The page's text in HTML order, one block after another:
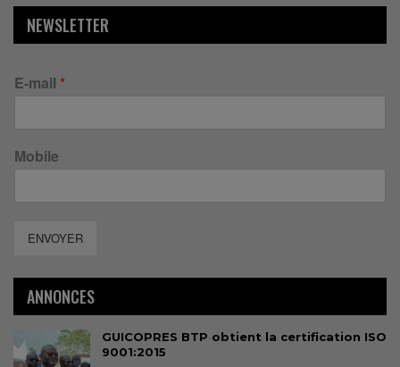
NEWSLETTER
E-mail *
Mobile
ENVOYER
ANNONCES
GUICOPRES BTP obtient la certification ISO
9001:2015